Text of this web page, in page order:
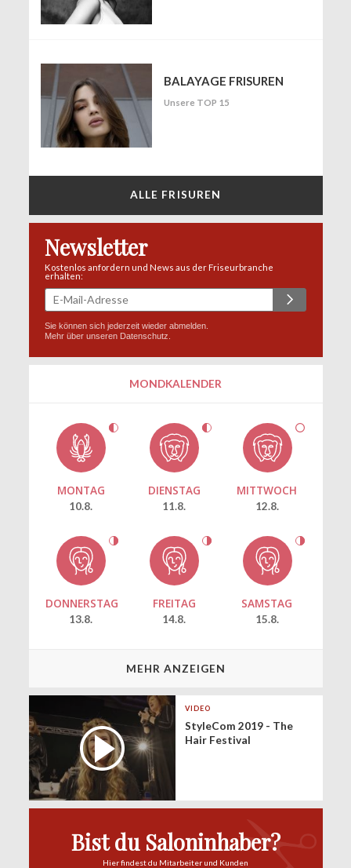
BALAYAGE FRISUREN
Unsere TOP 15
ALLE FRISUREN
Newsletter
Kostenlos anfordern und News aus der Friseurbranche
erhalten:
Sie können sich jederzeit wieder abmelden.
Mehr über unseren Datenschutz
MONDKALENDER
MONTAG
10.8.
DIENSTAG
11.8.
MITTWOCH
12.8.
DONNERSTAG
13.8.
FREITAG
14.8.
SAMSTAG
15.8.
MEHR ANZEIGEN
VIDEO
StyleCom 2019 - The
Hair Festival
Bist du Saloninhaber?
Hier findest du Mitarbeiter und Kunden